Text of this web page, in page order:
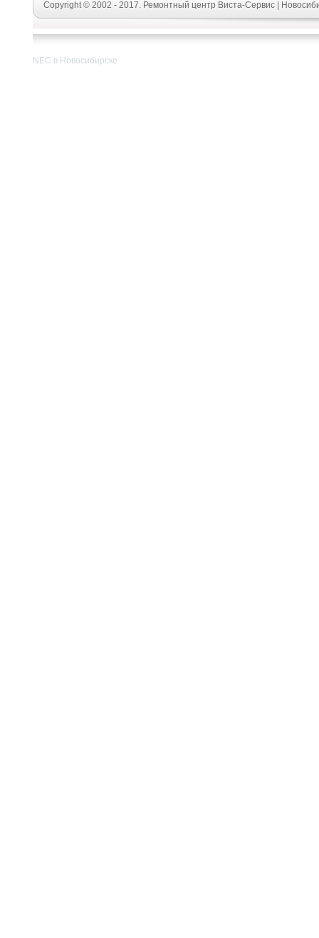
Copyright © 2002 - 2017. Ремонтный центр Виста-Сервис |
NEC в Новосибирске